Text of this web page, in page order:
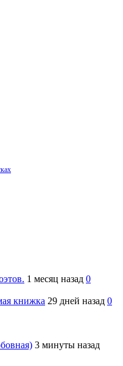
1 месяц назад 0
книжка 29 дней назад 0
3 минуты назад